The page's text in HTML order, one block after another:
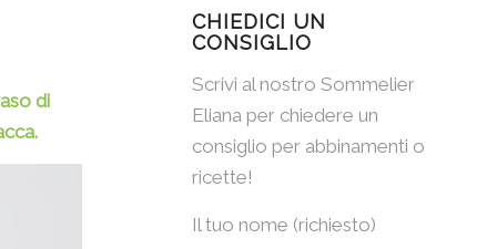
di
.
CHIEDICI UN
CONSIGLIO
Scrivi al nostro Sommelier
Eliana per chiedere un
consiglio per abbinamenti o
ricette!
Il tuo nome (richiesto)